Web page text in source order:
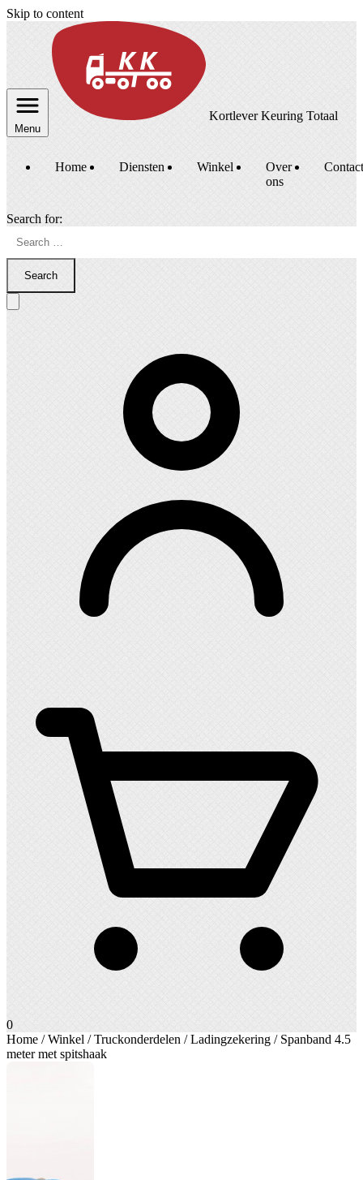
Skip to content
Menu
Kortlever Keuring Totaal
Home Diensten Winkel
Over
ons
Contact
Search for:
Search
0
Home /Winkel /Truckonderdelen /Ladingzekering / Spanband 4.5
meter met spitshaak